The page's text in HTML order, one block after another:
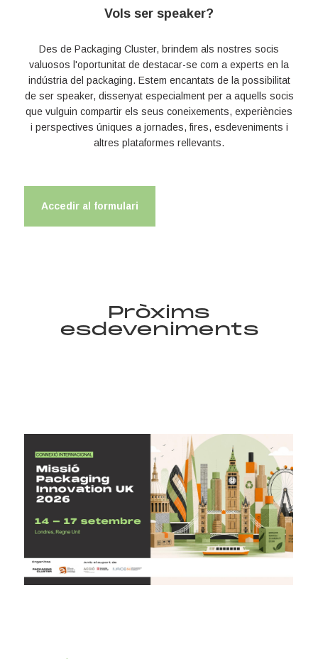
Vols ser speaker?
Des de Packaging Cluster, brindem als nostres socis
valuosos l'oportunitat de destacar-se com a experts en la
indústria del packaging. Estem encantats de la possibilitat
de ser speaker, dissenyat especialment per a aquells socis
que vulguin compartir els seus coneixements, experiències
i perspectives úniques a jornades, fires, esdeveniments i
altres plataformes rellevants.
Accedir al formulari
Pròxims
esdeveniments